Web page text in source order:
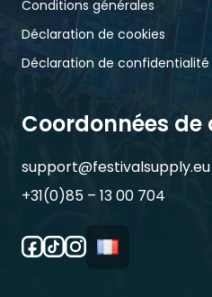
Conditions générales
Déclaration de cookies
Déclaration de confidentialité
Coordonnées
support@festivalsupply.eu
+31(0)85 – 13 00 704